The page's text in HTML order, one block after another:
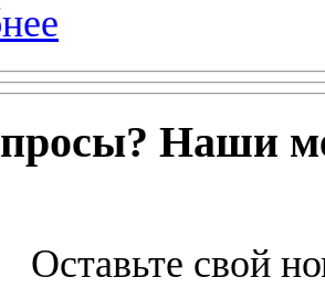
Наши
Оставьте свой